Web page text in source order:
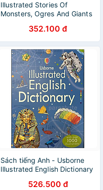
Illustrated Stories Of
Monsters, Ogres And Giants
352.100 đ
Sách tiếng Anh - Usborne
Illustrated English Dictionary
Illustrations)526.500 đ